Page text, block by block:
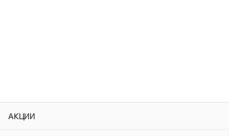
АКЦИИ